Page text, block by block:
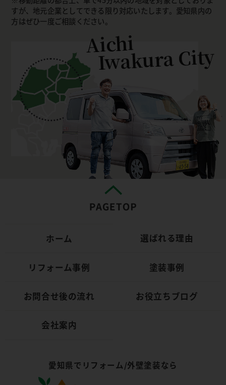
すが、地元企業としてできる限り対応いたします。愛知県内の
方はぜひ一度ご相談ください。
Aichi
Iwakura City
ホーム 選ばれる理由
リフォーム事例 塗装事例
お問合せ後の流れ お役立ちブログ
会社案内
愛知県でリフォーム/外壁塗装なら